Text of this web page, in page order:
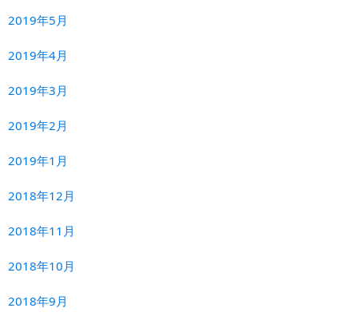
2019年5月
2019年4月
2019年3月
2019年2月
2019年1月
2018年12月
2018年11月
2018年10月
2018年9月